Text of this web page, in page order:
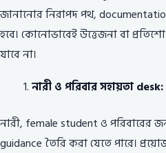
জানানোর নিরাপদ পথ,
হবে। কোনোভাবেই উত্তেজনা বা
যাবে না।
নারী ও পরিবার সহায়তা desk:
নারী, female student ও পরিবারের
guidance তৈরি করা যেতে পারে।